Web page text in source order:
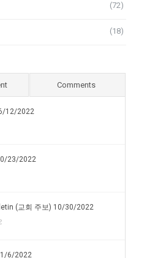
(72)
(18)
Comments
12/2022
23/2022
(교회 주보) 10/30/2022
6/2022